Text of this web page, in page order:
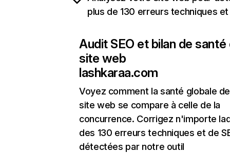
plus de 130 erreurs techniques et
Audit SEO et bilan de santé
site web
lashkaraa.com
Voyez comment la santé globale
site web se compare à celle de la
concurrence. Corrigez n'importe
des 130 erreurs techniques et de
détectées par notre outil